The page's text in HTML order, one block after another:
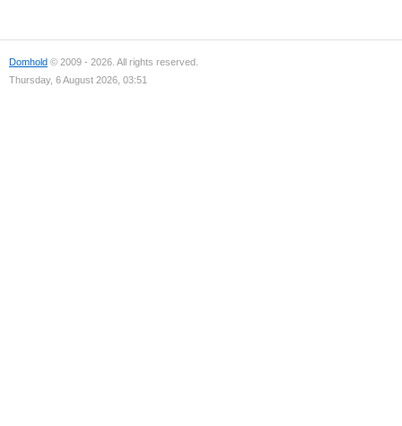
Domhold © 2009 - 2026. All rights reserved.
Thursday, 6 August 2026, 03:51